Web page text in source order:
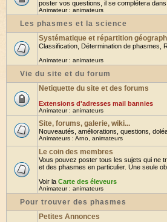
poster vos questions, il se complétera dans
Animateur : animateurs
Les phasmes et la science
Systématique et répartition
Classification, Détermination de phasmes,
Animateur : animateurs
Vie du site et du forum
Netiquette du site et des forums
Extensions d'adresses mail bannies
Animateur : animateurs
Site, forums, galerie, wiki...
Nouveautés, améliorations, questions,
Animateurs : Arno animateurs
Le coin des membres
Vous pouvez poster tous les sujets qui ne
et des phasmes en particulier. Une seule
Voir la Carte des éleveurs
Animateur : animateurs
Pour trouver des phasmes
Petites Annonces